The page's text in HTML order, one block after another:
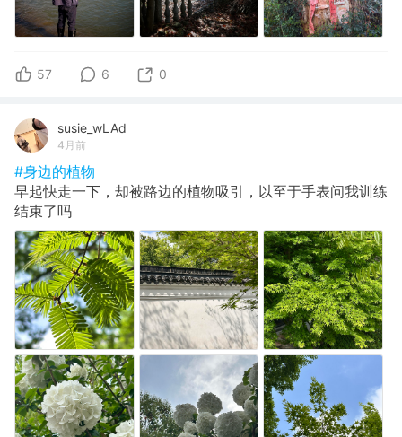
57 6 0
susie_wLAd
4月前
#身边的植物
早起快走一下，却被路边的植物吸引，以至于手表问我训练
结束了吗